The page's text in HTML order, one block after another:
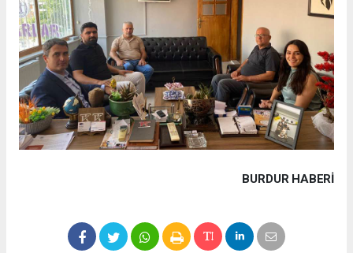
BURDUR HABERİ